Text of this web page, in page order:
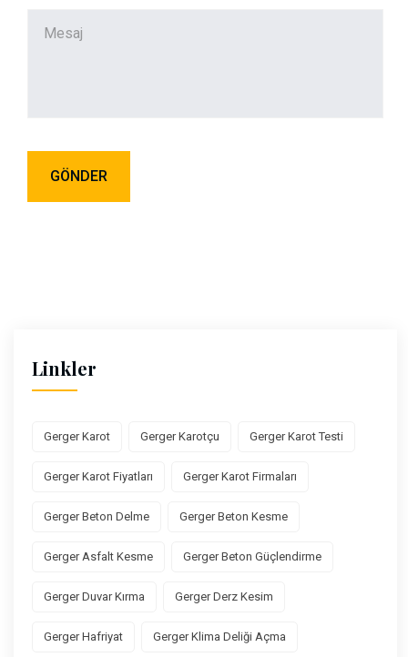
Linkler
Gerger Karot Gerger Karotçu Gerger Karot Testi
Gerger Karot Fiyatları Gerger Karot Firmaları
Gerger Beton Delme Gerger Beton Kesme
Gerger Asfalt Kesme Gerger Beton Güçlendirme
Gerger Duvar Kırma Gerger Derz Kesim
Gerger Hafriyat Gerger Klima Deliği Açma